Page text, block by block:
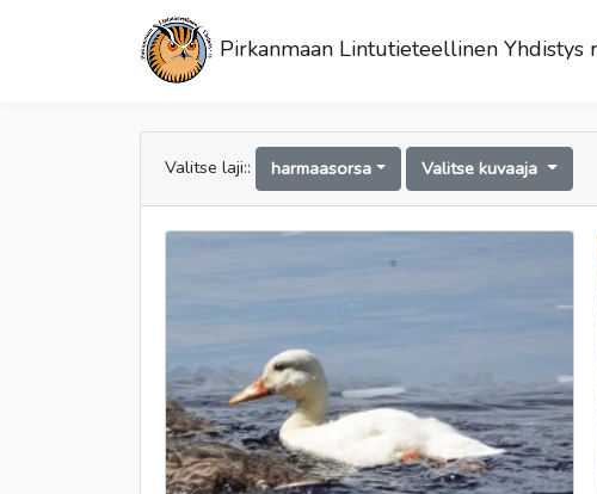
Pirkanmaan Lintutieteellinen Yhdistys
Valitse laji:: harmaasorsa Valitse kuvaaja